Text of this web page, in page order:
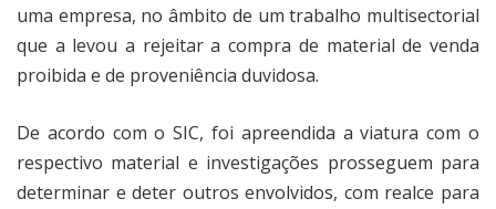
uma empresa, no âmbito de um trabalho multisectorial
que a levou a rejeitar a compra de material de venda
proibida e de proveniência duvidosa.
De acordo com o SIC, foi apreendida a viatura com o
respectivo material e investigações prosseguem para
determinar e deter outros envolvidos, com realce para